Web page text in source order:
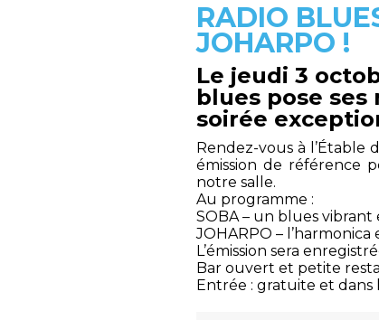
RADIO
JOHARPO !
Le jeudi 3
blues pose ses
soirée
Rendez-vous à l’Étable
émission de référence
notre salle.
Au programme :
SOBA – un blues
JOHARPO –
L’émission sera
Bar ouvert et petite
Entrée : gratuite et dans